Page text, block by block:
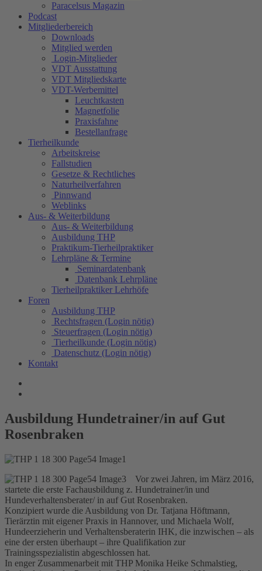
Paracelsus Magazin
Podcast
Mitgliederbereich
Downloads
Mitglied werden
Login-Mitglieder
VDT Ausstattung
VDT Mitgliedskarte
VDT-Werbemittel
Leuchtkasten
Magnetfolie
Praxisfahne
Bestellanfrage
Tierheilkunde
Arbeitskreise
Fallstudien
Gesetze & Rechtliches
Naturheilverfahren
Pinnwand
Weblinks
Aus- & Weiterbildung
Aus- & Weiterbildung
Ausbildung THP
Praktikum-Tierheilpraktiker
Lehrpläne & Termine
Seminardatenbank
Datenbank Lehrpläne
Tierheilpraktiker Lehrhöfe
Foren
Ausbildung THP
Rechtsfragen (Login nötig)
Steuerfragen (Login nötig)
Tierheilkunde (Login nötig)
Datenschutz (Login nötig)
Kontakt
Ausbildung Hundetrainer/in auf Gut
Rosenbraken
Vor zwei Jahren, im März 2016,
startete die erste Fachausbildung z. Hundetrainer/in und
Hundeverhaltensberater/ in auf Gut Rosenbraken.
Konzipiert wurde die Ausbildung von Dr. Tatjana Höftmann,
Tierärztin mit eigener Praxis in Hannover, und Michaela Wolf,
Hundeerzieherin und Verhaltensberaterin IHK, die inzwischen – als
eine der ersten überhaupt – ihre Qualifikation zur
Trainingsspezialistin abgeschlossen hat.
In enger Zusammenarbeit mit THP Monika Heike Schmalstieg,